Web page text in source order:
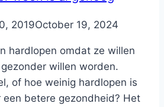
2019October 19, 2024
hardlopen omdat ze willen
willen worden.
of hoe weinig hardlopen is
een betere gezondheid? Het